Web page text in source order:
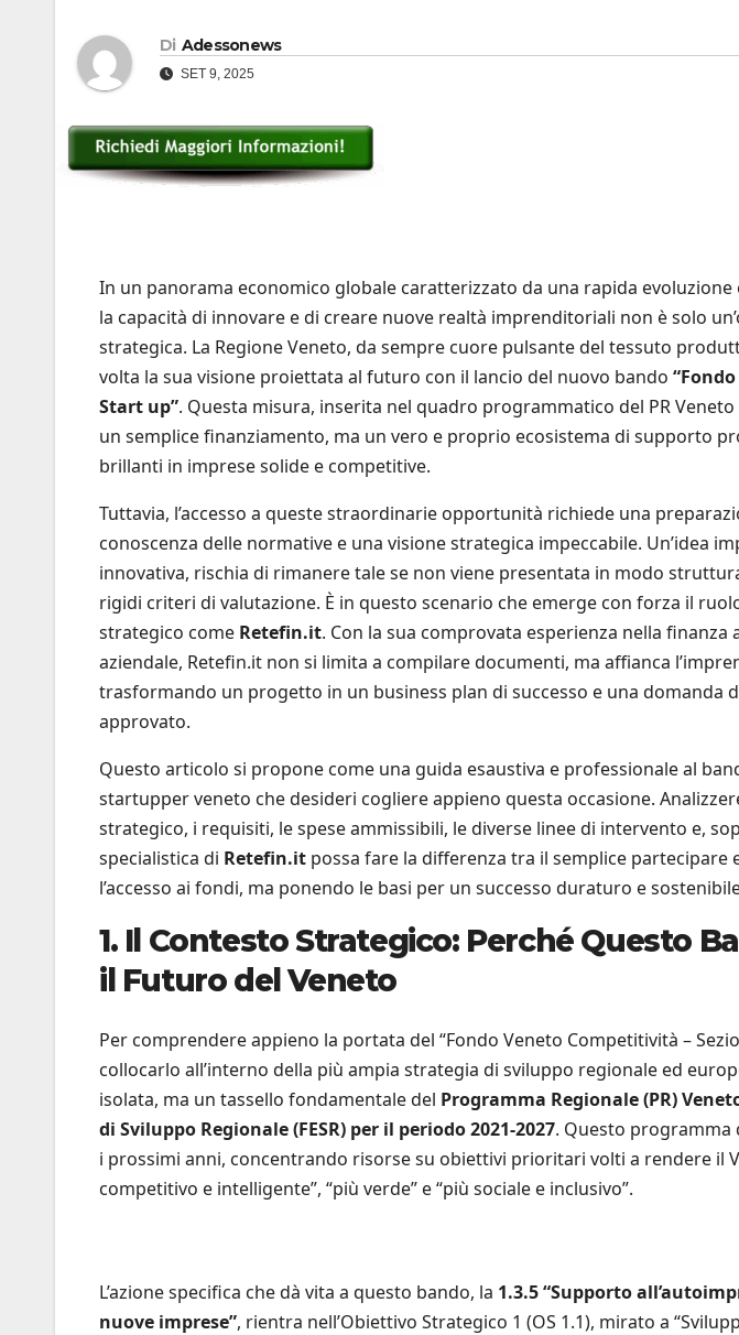
Di Adessonews
SET 9, 2025
In un panorama economico globale caratterizzato da una rapida
la capacità di innovare e di creare nuove realtà imprenditoriali non è solo
strategica. La Regione Veneto, da sempre cuore pulsante del tessuto
volta la sua visione proiettata al futuro con il lancio del nuovo bando
Start up”. Questa misura, inserita nel quadro programmatico del PR Veneto
un semplice finanziamento, ma un vero e proprio ecosistema di supporto
brillanti in imprese solide e competitive.
Tuttavia, l’accesso a queste straordinarie opportunità richiede una
conoscenza delle normative e una visione strategica impeccabile. Un’idea
innovativa, rischia di rimanere tale se non viene presentata in modo
rigidi criteri di valutazione. È in questo scenario che emerge con forza il
strategico come Retefin.it. Con la sua comprovata esperienza nella finanza
aziendale, Retefin.it non si limita a compilare documenti, ma affianca
trasformando un progetto in un business plan di successo e una domanda
approvato.
Questo articolo si propone come una guida esaustiva e professionale al
startupper veneto che desideri cogliere appieno questa occasione.
strategico, i requisiti, le spese ammissibili, le diverse linee di intervento e,
specialistica di Retefin.it possa fare la differenza tra il semplice partecipare
l’accesso ai fondi, ma ponendo le basi per un successo duraturo e
1. Il Contesto Strategico: Perché Questo
il Futuro del Veneto
Per comprendere appieno la portata del “Fondo Veneto Competitività –
collocarlo all’interno della più ampia strategia di sviluppo regionale ed
isolata, ma un tassello fondamentale del Programma Regionale (PR)
di Sviluppo Regionale (FESR) per il periodo 2021-2027. Questo programma
i prossimi anni, concentrando risorse su obiettivi prioritari volti a rendere il
competitivo e intelligente”, “più verde” e “più sociale e inclusivo”.
L’azione specifica che dà vita a questo bando, la 1.3.5 “Supporto
nuove imprese”, rientra nell’Obiettivo Strategico 1 (OS 1.1), mirato a